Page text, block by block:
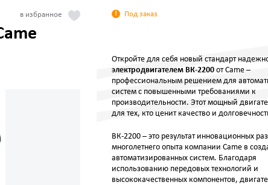
Под заказ
Откройте для себя новый стандарт
электродвигателем ВК-2200от Came –
профессиональным решением для
систем с повышенными требованиями к
производительности. Этот мощный
для тех, кто ценит качество и
ВК-2200 – это результат инновационных
многолетнего опыта компании Came в
автоматизированных систем. Благодаря
использованию передовых технологий и
высококачественных компонентов,